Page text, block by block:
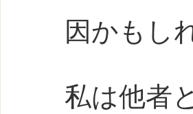
因かもし
私は他者